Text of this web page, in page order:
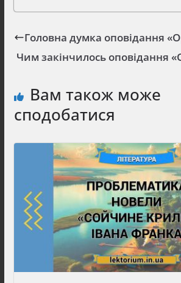
Головна думка оповідання
Чим закінчилось оповідання
Вам також може
сподобатися